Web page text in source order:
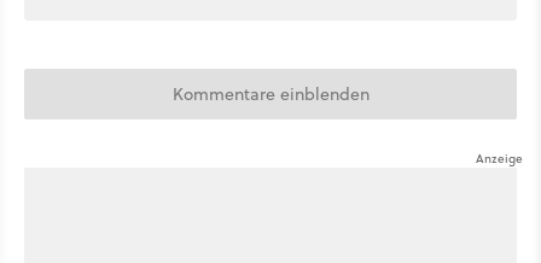
Kommentare einblenden